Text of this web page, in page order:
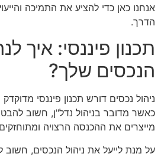
אנחנו כאן כדי להציע את התמיכה
הדרך.
תכנון פיננסי: איך
הנכסים שלך?
ניהול נכסים דורש תכנון פיננסי
כאשר מדובר בניהול נדל"ן, חשוב
מייצרים את ההכנסה הרצויה
על מנת לייעל את ניהול הנכסים,